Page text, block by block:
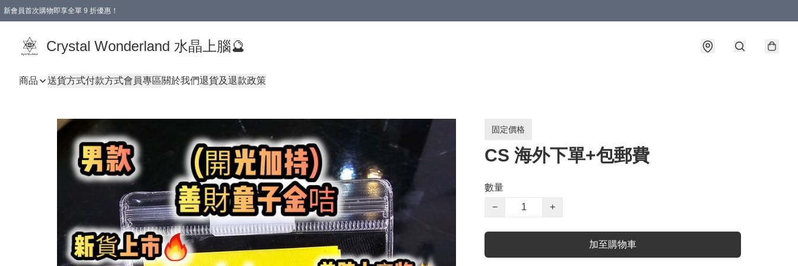
新會員首次購物即享全單 9 折優惠！
Crystal Wonderland 水晶上腦🔮
商品 送貨方式付款方式會員專區關於我們退貨及退款政策
固定價格
CS 海外下單+包郵費
數量
−
+
加至購物車